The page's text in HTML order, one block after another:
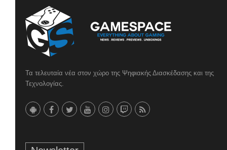
Τα τελευταία νέα στον χώρο της Ψηφιακής Διασκέδασης και της
Τεχνολογίας.